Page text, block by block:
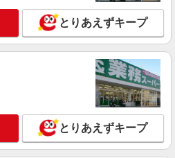
月〜金） 17:00〜21:00
円 土日祝祭日時給1350円
田区山王2-2-12
詳細を見る
田園調布店
・キッチンスタッフ ＜優先募集日
月〜金） 9:00〜14:00
とりあえずキープ
とりあえずキープ